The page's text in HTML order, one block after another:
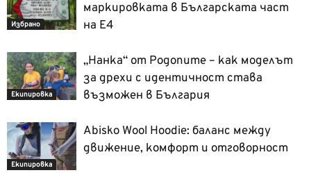
Избрано
маркировката в Българската част
на Е4
Екипировка
„Нанка“ от Родопите – как моделът
за дрехи с идентичност става
възможен в България
Екипировка
Abisko Wool Hoodie: баланс между
движение, комфорт и отговорност